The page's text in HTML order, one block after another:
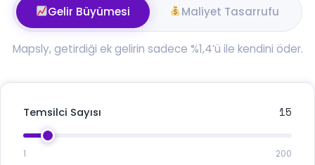
Gelir Büyümesi Maliyet Tasarrufu
Mapsly, getirdiği ek gelirin sadece %1,4’ü ile kendini öder.
Temsilci Sayısı 15
1 200